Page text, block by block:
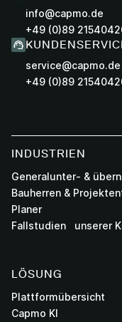
info@capmo.de
+49 (0)89
service@capmo.de
+49 (0)89
INDUSTRIEN
Generalunter- &
Bauherren &
Planer
Fallstudien unserer
LÖSUNG
Plattformübersicht
Capmo KI